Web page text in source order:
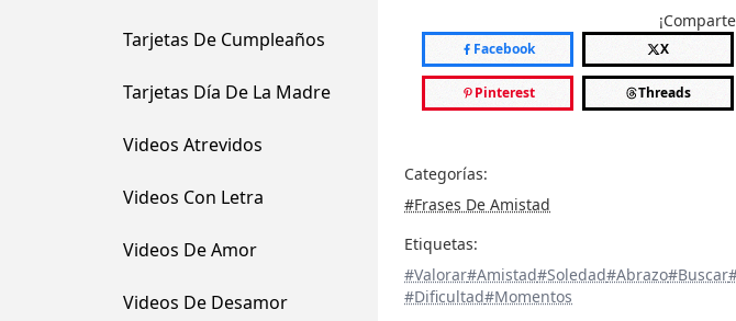
Tarjetas De Cumpleaños
Tarjetas Día De La Madre
Videos Atrevidos
Videos Con Letra
Videos De Amor
Videos De Desamor
Facebook X
Pinterest Threads
Categorías:
#Frases De Amistad
Etiquetas:
#Valorar#Amistad#Soledad#Abrazo#Buscar
#Dificultad#Momentos